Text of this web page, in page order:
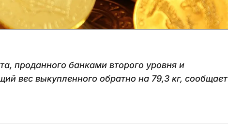
проданного банками второго уровня и
вес выкупленного обратно на 79,3 кг, сообщает